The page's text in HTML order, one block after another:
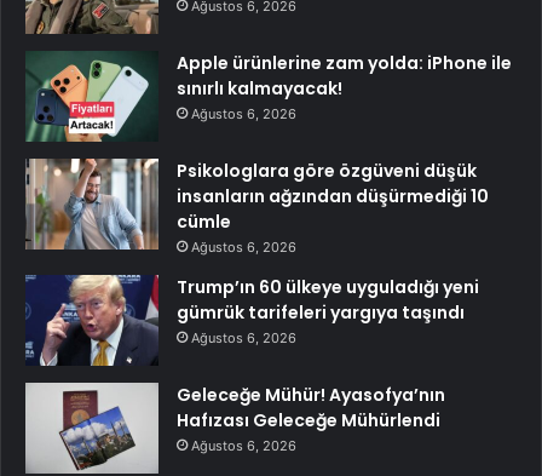
Ağustos 6, 2026
Apple ürünlerine zam yolda: iPhone ile
sınırlı kalmayacak!
Ağustos 6, 2026
Psikologlara göre özgüveni düşük
insanların ağzından düşürmediği 10
cümle
Ağustos 6, 2026
Trump’ın 60 ülkeye uyguladığı yeni
gümrük tarifeleri yargıya taşındı
Ağustos 6, 2026
Geleceğe Mühür! Ayasofya’nın
Hafızası Geleceğe Mühürlendi
Ağustos 6, 2026